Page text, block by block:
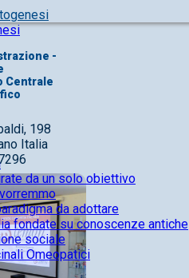
da un solo obiettivo
da adottare
fondate su conoscenze antiche
sociale
Omeopatici
-
Centrale
198
Italia